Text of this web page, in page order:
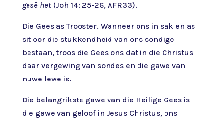
gesê het(Joh 14: 25-26, AFR33).
Die Gees as Trooster. Wanneer ons in sak en as
sit oor die stukkendheid van ons sondige
bestaan, troos die Gees ons dat in die Christus
daar vergewing van sondes en die gawe van
nuwe lewe is.
Die belangrikste gawe van die Heilige Gees is
die gawe van geloof in Jesus Christus, ons